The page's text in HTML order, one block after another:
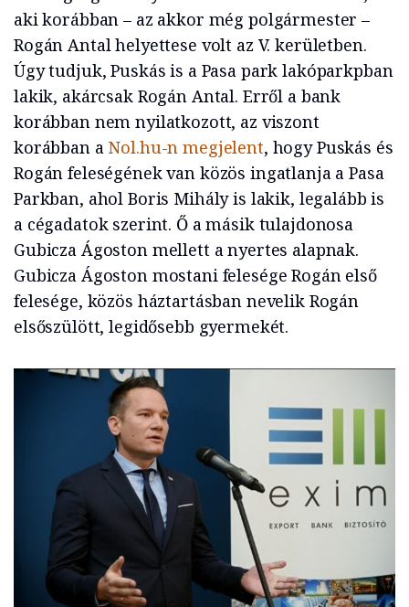
aki korábban – az akkor még polgármester –
Rogán Antal helyettese volt az V. kerületben.
Úgy tudjuk, Puskás is a Pasa park lakóparkpban
lakik, akárcsak Rogán Antal. Erről a bank
korábban nem nyilatkozott, az viszont
korábban a Nol.hu-n megjelent, hogy Puskás és
Rogán feleségének van közös ingatlanja a Pasa
Parkban, ahol Boris Mihály is lakik, legalább is
a cégadatok szerint. Ő a másik tulajdonosa
Gubicza Ágoston mellett a nyertes alapnak.
Gubicza Ágoston mostani felesége Rogán első
felesége, közös háztartásban nevelik Rogán
elsőszülött, legidősebb gyermekét.